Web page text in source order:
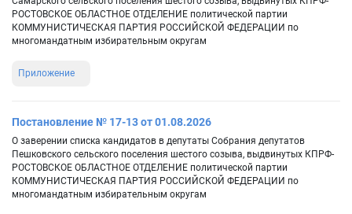
РОСТОВСКОЕ ОБЛАСТНОЕ ОТДЕЛЕНИЕ политической партии
КОММУНИСТИЧЕСКАЯ ПАРТИЯ РОССИЙСКОЙ ФЕДЕРАЦИИ по
многомандатным избирательным округам
Приложение
Постановление № 17-13 от 01.08.2026
О заверении списка кандидатов в депутаты Собрания депутатов
Пешковского сельского поселения шестого созыва, выдвинутых КПРФ-
РОСТОВСКОЕ ОБЛАСТНОЕ ОТДЕЛЕНИЕ политической партии
КОММУНИСТИЧЕСКАЯ ПАРТИЯ РОССИЙСКОЙ ФЕДЕРАЦИИ по
многомандатным избирательным округам